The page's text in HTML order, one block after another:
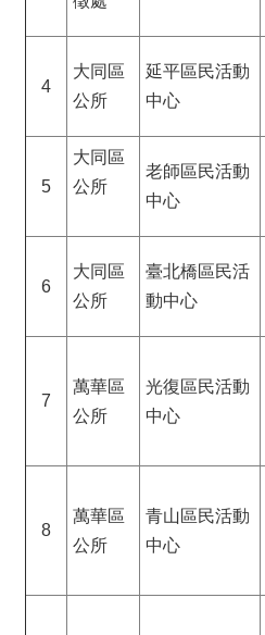
4
大同區
公所
延平區民活動
中心
5
大同區
公所
老師區民活動
中心
6
大同區
公所
臺北橋區民活
動中心
7
萬華區
公所
光復區民活動
中心
8
萬華區
公所
青山區民活動
中心